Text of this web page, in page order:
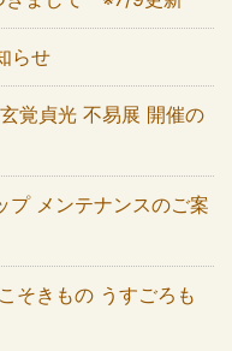
らせ
覚貞光 不易展 開催の
プ メンテナンスのご案
そきもの うすごろも